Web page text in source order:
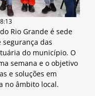
Rio Grande é sede
das
do município. O
semana e o objetivo
e soluções em
no âmbito local.